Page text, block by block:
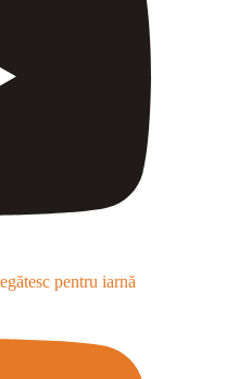
pentru iarnă